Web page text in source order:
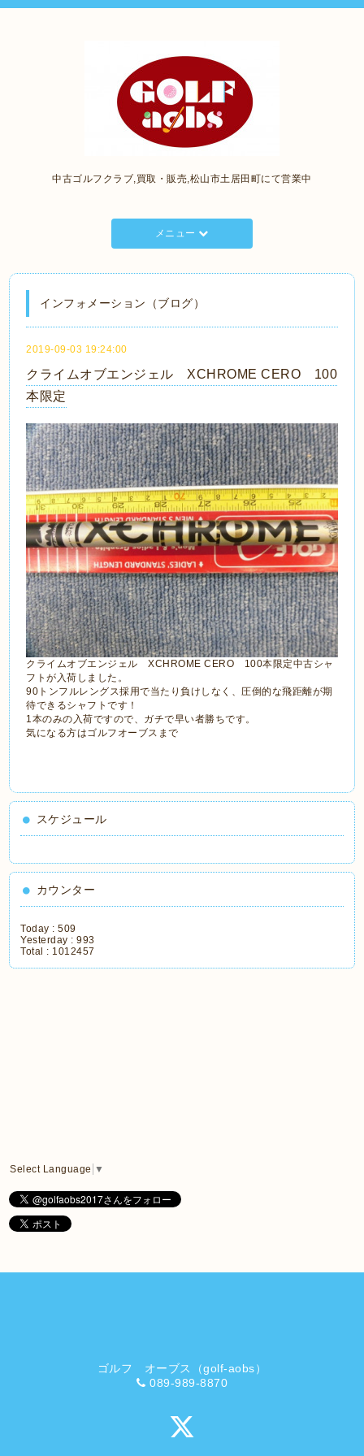
中古ゴルフクラブ,買取・販売,松山市土居田町にて営業中
メニュー
インフォメーション（ブログ）
2019-09-03 19:24:00
クライムオブエンジェル XCHROME CERO 100
本限定
クライムオブエンジェル XCHROME CERO 100本限定中古シャ
フトが入荷しました。
90トンフルレングス採用で当たり負けしなく、圧倒的な飛距離が期
待できるシャフトです！
1本のみの入荷ですので、ガチで早い者勝ちです。
気になる方はゴルフオーブスまで
スケジュール
カウンター
Today :509
Yesterday :993
Total : 1012457
Select Language ▼
ゴルフ オーブス（golf-aobs）
089-989-8870